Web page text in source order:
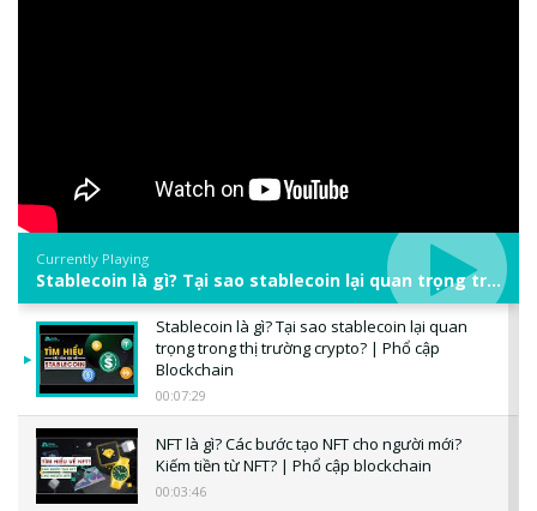
Currently Playing
Stablecoin là gì? Tại sao stablecoin lại quan trọng trong thị trường crypto? | Phổ cập Blockchain
Stablecoin là gì? Tại sao stablecoin lại quan
trọng trong thị trường crypto? | Phổ cập
Blockchain
00:07:29
NFT là gì? Các bước tạo NFT cho người mới?
Kiếm tiền từ NFT? | Phổ cập blockchain
00:03:46